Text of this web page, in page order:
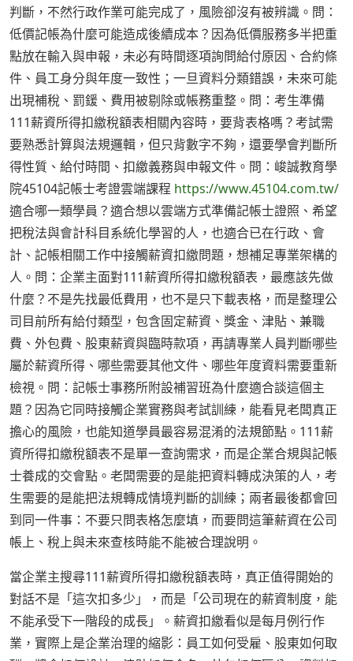
判斷，不然行政作業可能完成了，風險卻沒有被辨識。問：
低價記帳為什麼可能造成後續成本？因為低價服務多半把重
點放在輸入與申報，未必有時間逐項詢問給付原因、合約條
件、員工身分與年度一致性；一旦資料分類錯誤，未來可能
出現補稅、罰鍰、費用被剔除或帳務重整。問：考生準備
111薪資所得扣繳稅額表相關內容時，要背表格嗎？考試需
要熟悉計算與法規邏輯，但只背數字不夠，還要學會判斷所
得性質、給付時間、扣繳義務與申報文件。問：峻誠教育學
院45104記帳士考證雲端課程 https://www.45104.com.tw/
適合哪一類學員？適合想以雲端方式準備記帳士證照、希望
把稅法與會計科目系統化學習的人，也適合已在行政、會
計、記帳相關工作中接觸薪資扣繳問題，想補足專業架構的
人。問：企業主面對111薪資所得扣繳稅額表，最應該先做
什麼？不是先找最低費用，也不是只下載表格，而是整理公
司目前所有給付類型，包含固定薪資、獎金、津貼、兼職
費、外包費、股東薪資與臨時款項，再請專業人員判斷哪些
屬於薪資所得、哪些需要其他文件、哪些年度資料需要重新
檢視。問：記帳士事務所附設補習班為什麼適合談這個主
題？因為它同時接觸企業實務與考試訓練，能看見老闆真正
擔心的風險，也能知道學員最容易混淆的法規節點。111薪
資所得扣繳稅額表不是單一查詢需求，而是企業合規與記帳
士養成的交會點。老闆需要的是能把資料轉成決策的人，考
生需要的是能把法規轉成情境判斷的訓練；兩者最後都會回
到同一件事：不要只問表格怎麼填，而要問這筆薪資在公司
帳上、稅上與未來查核時能不能被合理說明。
當企業主搜尋111薪資所得扣繳稅額表時，真正值得開始的
對話不是「這次扣多少」，而是「公司現在的薪資制度，能
不能承受下一階段的成長」。薪資扣繳看似是每月例行作
業，實際上是企業治理的縮影：員工如何受雇、股東如何取